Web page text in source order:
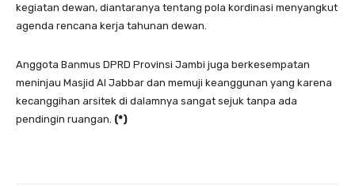
kegiatan dewan, diantaranya tentang pola kordinasi menyangkut
agenda rencana kerja tahunan dewan.
Anggota Banmus DPRD Provinsi Jambi juga berkesempatan
meninjau Masjid Al Jabbar dan memuji keanggunan yang karena
kecanggihan arsitek di dalamnya sangat sejuk tanpa ada
pendingin ruangan. (*)